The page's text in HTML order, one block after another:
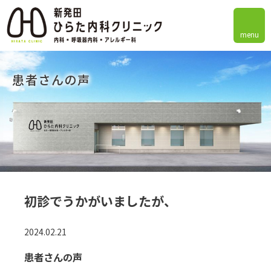
患者さんの声
初診でうかがいましたが、
2024.02.21
患者さんの声
menu